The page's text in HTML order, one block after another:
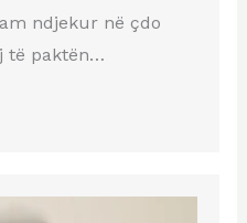
ndjekur në çdo
të paktën…